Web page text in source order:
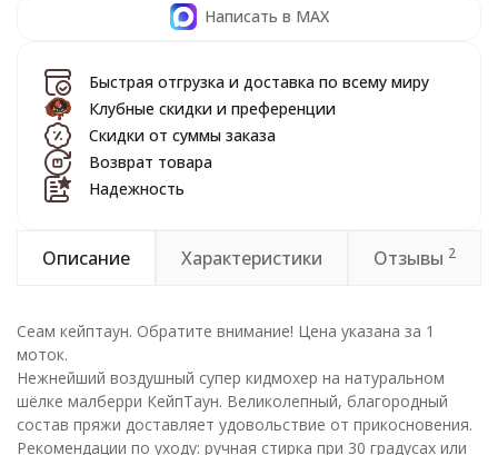
Написать в MAX
Быстрая отгрузка и доставка по всему миру
Клубные скидки и преференции
Скидки от суммы заказа
Возврат товара
Надежность
Описание Характеристики Отзывы 2
Сеам кейптаун. Обратите внимание! Цена указана за 1
моток.
Нежнейший воздушный супер кидмохер на натуральном
шёлке малберри КейпТаун. Великолепный, благородный
состав пряжи доставляет удовольствие от прикосновения.
Рекомендации по уходу: ручная стирка при 30 градусах или